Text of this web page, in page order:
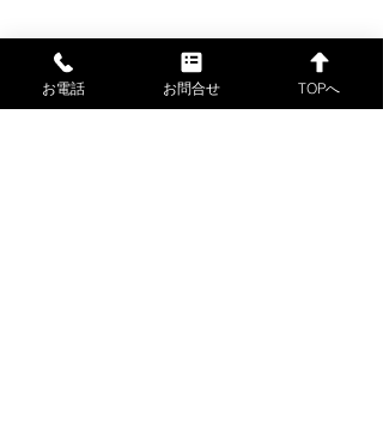
施工事例
お電話 お問合せ TOPへ